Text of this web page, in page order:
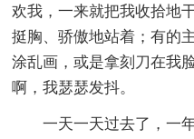
欢我，一来就把我收拾地
挺胸、骄傲地站着；有的
涂乱画，或是拿刻刀在
啊，我瑟瑟发抖。
一天一天过去了，一